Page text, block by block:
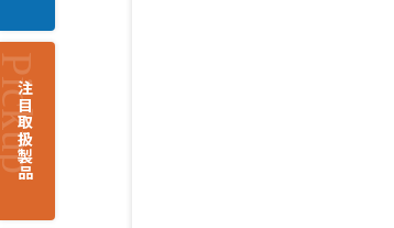
注目取扱製品